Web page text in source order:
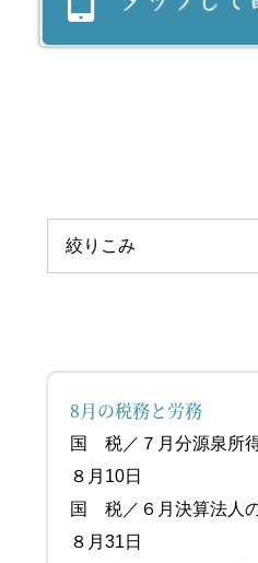
絞りこみ
8月の税務と労務
国 税／
８月10日
国 税／６月決
８月31日